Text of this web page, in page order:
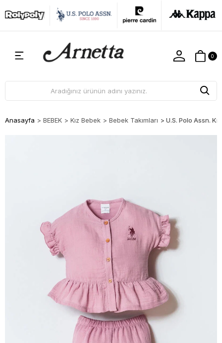
0
Anasayfa > BEBEK > Kız Bebek > Bebek Takımları > U.S. Polo Assn.